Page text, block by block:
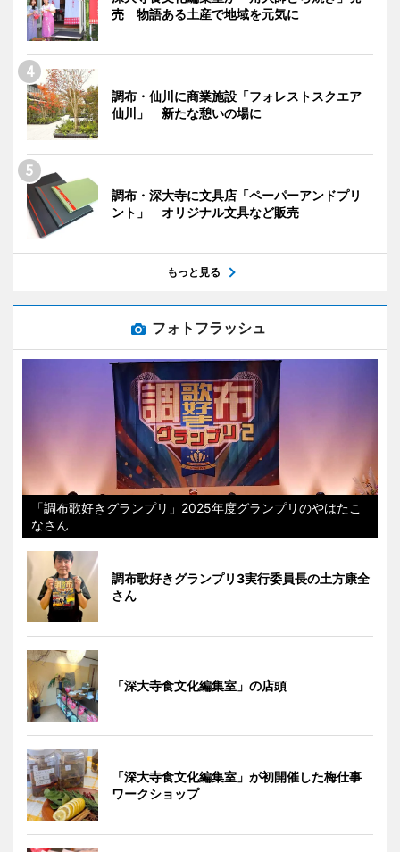
売 物語ある土産で地域を元気に
調布・仙川に商業施設「フォレストスクエア
仙川」 新たな憩いの場に
調布・深大寺に文具店「ペーパーアンドプリ
ント」 オリジナル文具など販売
もっと見る
フォトフラッシュ
「調布歌好きグランプリ」2025年度グランプリのやはたこ
なさん
調布歌好きグランプリ3実行委員長の土方康全
さん
「深大寺食文化編集室」の店頭
「深大寺食文化編集室」が初開催した梅仕事
ワークショップ